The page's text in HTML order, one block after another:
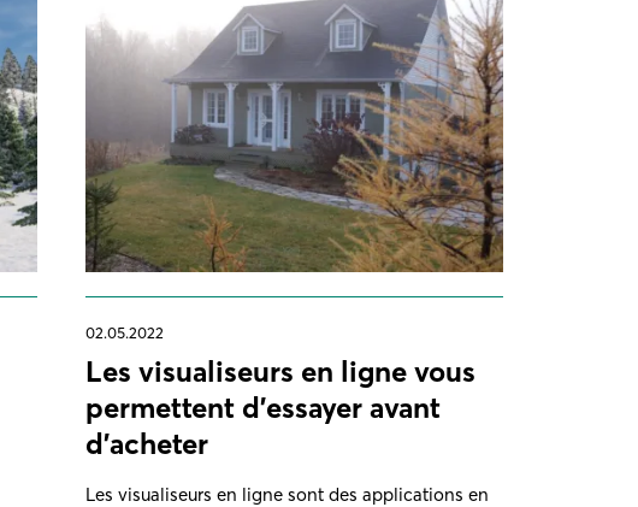
02.05.2022
Les visualiseurs en ligne vous
permettent d'essayer avant
d'acheter
Les visualiseurs en ligne sont des applications en